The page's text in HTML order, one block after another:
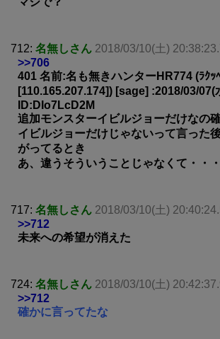
712: 名無しさん 2018/03/10(土)
>>706
401 名前:名も無きハンターHR774 (ﾗｸｯ
[110.165.207.174]) [sage] :2018/03/07(
ID:DIo7LcD2M
追加モンスターイビルジョーだけなの
イビルジョーだけじゃないって言った
がってるとき
あ、違うそういうことじゃなくて・・
717: 名無しさん 2018/03/10(土)
>>712
未来への希望が消えた
724: 名無しさん 2018/03/10(土)
>>712
確かに言ってたな